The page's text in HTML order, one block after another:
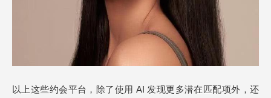
以上这些约会平台，除了使用 AI 发现更多潜在匹配项外，还